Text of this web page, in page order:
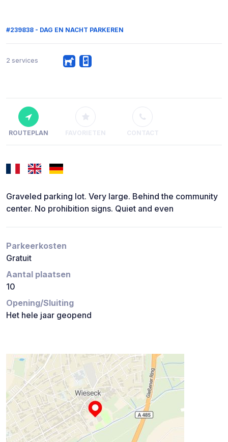
#239838 - DAG EN NACHT PARKEREN
2 services
ROUTEPLAN FAVORIETEN CONTACT
Graveled parking lot. Very large. Behind the community
center. No prohibition signs. Quiet and even
Parkeerkosten
Gratuit
Aantal plaatsen
10
Opening/Sluiting
Het hele jaar geopend